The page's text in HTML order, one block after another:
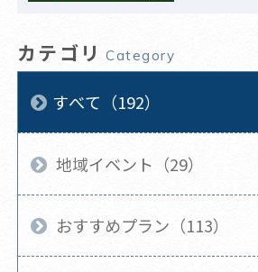
カテゴリ Category
すべて（192）
地域イベント（29）
おすすめプラン（113）